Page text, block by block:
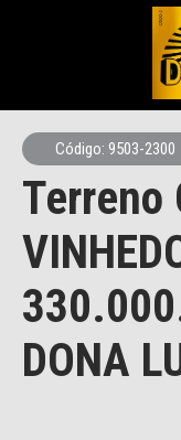
Código: 9503-2300
Terreno
DONA